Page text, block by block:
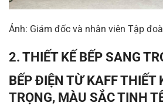
Ảnh: Giám đốc và nhân viên Tập
2. THIẾT KẾ BẾP SANG
BẾP ĐIỆN TỪ KAFF THIẾT
TRỌNG, MÀU SẮC TINH